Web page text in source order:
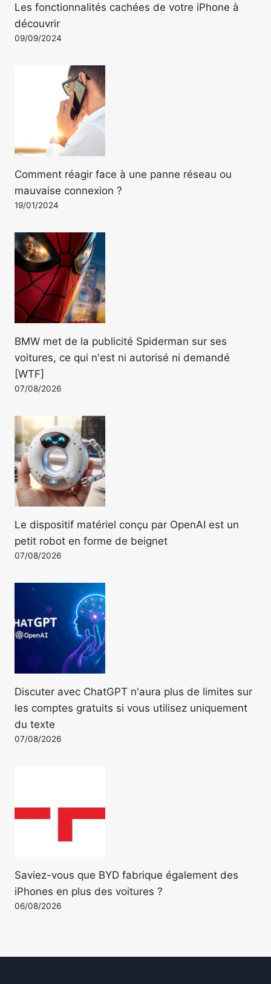
Les fonctionnalités cachées de votre iPhone à
découvrir
09/09/2024
Comment réagir face à une panne réseau ou
mauvaise connexion ?
19/01/2024
BMW met de la publicité Spiderman sur ses
voitures, ce qui n'est ni autorisé ni demandé
[WTF]
07/08/2026
Le dispositif matériel conçu par OpenAI est un
petit robot en forme de beignet
07/08/2026
Discuter avec ChatGPT n'aura plus de limites sur
les comptes gratuits si vous utilisez uniquement
du texte
07/08/2026
Saviez-vous que BYD fabrique également des
iPhones en plus des voitures ?
06/08/2026